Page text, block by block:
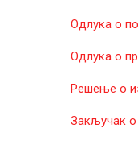
Одлука о
Одлука о
Решење о
Закључак о